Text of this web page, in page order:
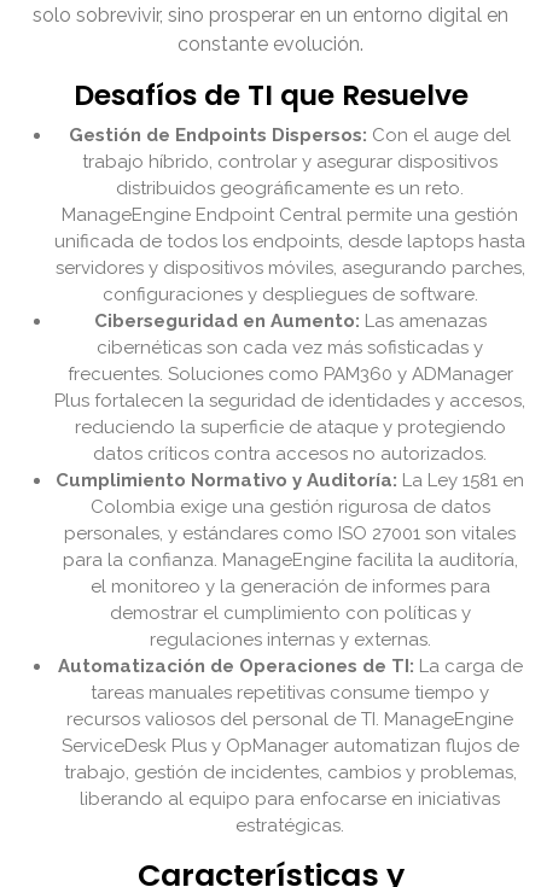
solo sobrevivir, sino prosperar en un entorno digital en
constante evolución.
Desafíos de TI que Resuelve
Gestión de Endpoints Dispersos: Con el auge del
trabajo híbrido, controlar y asegurar dispositivos
distribuidos geográficamente es un reto.
ManageEngine Endpoint Central permite una gestión
unificada de todos los endpoints, desde laptops hasta
servidores y dispositivos móviles, asegurando parches,
configuraciones y despliegues de software.
Ciberseguridad en Aumento: Las amenazas
cibernéticas son cada vez más sofisticadas y
frecuentes. Soluciones como PAM360 y ADManager
Plus fortalecen la seguridad de identidades y accesos,
reduciendo la superficie de ataque y protegiendo
datos críticos contra accesos no autorizados.
Cumplimiento Normativo y Auditoría: La Ley 1581 en
Colombia exige una gestión rigurosa de datos
personales, y estándares como ISO 27001 son vitales
para la confianza. ManageEngine facilita la auditoría,
el monitoreo y la generación de informes para
demostrar el cumplimiento con políticas y
regulaciones internas y externas.
Automatización de Operaciones de TI: La carga de
tareas manuales repetitivas consume tiempo y
recursos valiosos del personal de TI. ManageEngine
ServiceDesk Plus y OpManager automatizan flujos de
trabajo, gestión de incidentes, cambios y problemas,
liberando al equipo para enfocarse en iniciativas
estratégicas.
Características y